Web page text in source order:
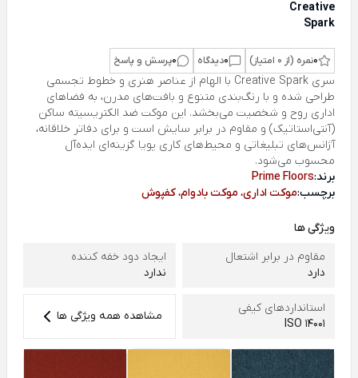
Creative
Spark
0نمره (از 0 امتیاز) 0دیدگاه 0پرسش و پاسخ
سری Creative Spark با الهام از عناصر هنری و خطوط تجسمی
طراحی شده و با رنگ‌بندی متنوع و بافت‌های مدرن، به فضاهای
اداری روح و شخصیت می‌بخشد. این موکت ضد الکتریسیته ساکن
(آنتی‌استاتیک) و مقاوم در برابر سایش است و برای دفاتر خلاقانه،
آژانس‌های تبلیغاتی و محیط‌های کاری پویا گزینه‌ای ایده‌آل
محسوب می‌شود.
برند:Prime Floors
برچسب:موکت اداری، موکت بادوام، کفپوش
ویژگی ها
مقاوم در برابر اشتعال
دارد
ایجاد دود خفه کننده
ندارد
استانداردهای کیفی
ISO 14001
مشاهده همه ویژگی ها